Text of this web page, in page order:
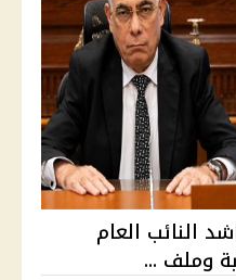
الـ4% تناشد النائب العام
وملف ...